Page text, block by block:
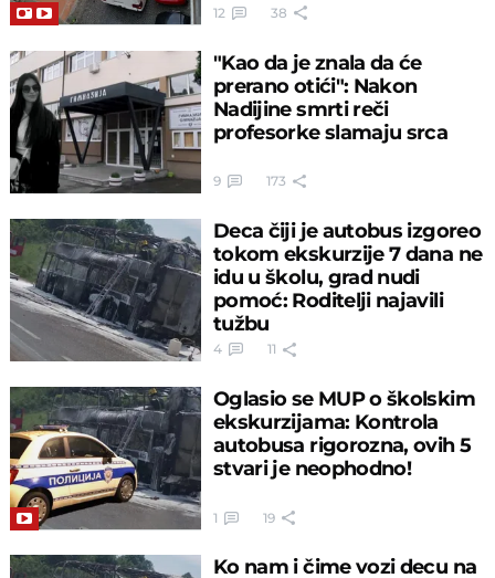
12 38
"Kao da je znala da će
prerano otići": Nakon
Nadijine smrti reči
profesorke slamaju srca
9 173
Deca čiji je autobus izgoreo
tokom ekskurzije 7 dana ne
idu u školu, grad nudi
pomoć: Roditelji najavili
tužbu
4 11
Oglasio se MUP o školskim
ekskurzijama: Kontrola
autobusa rigorozna, ovih 5
stvari je neophodno!
1 19
Ko nam i čime vozi decu na